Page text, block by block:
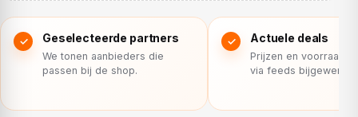
Geselecteerde partners
We tonen aanbieders die
passen bij de shop.
Actuele deals
Prijzen en voorraad
via feeds bijgewerkt.